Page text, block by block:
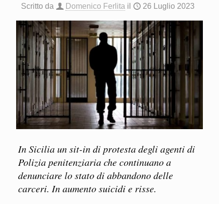
Scritto da Domenico Ferlita il 26 Luglio 2023
In Sicilia un sit-in di protesta degli agenti di
Polizia penitenziaria che continuano a
denunciare lo stato di abbandono delle
carceri. In aumento suicidi e risse.